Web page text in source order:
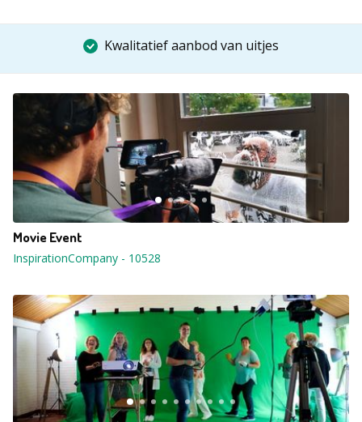
Kwalitatief aanbod van uitjes
Movie Event
InspirationCompany - 10528